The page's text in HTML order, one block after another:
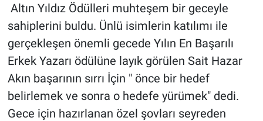
Altın Yıldız Ödülleri muhteşem bir geceyle
sahiplerini buldu. Ünlü isimlerin katılımı ile
gerçekleşen önemli gecede Yılın En Başarılı
Erkek Yazarı ödülüne layık görülen Sait Hazar
Akın başarının sırrı İçin " önce bir hedef
belirlemek ve sonra o hedefe yürümek" dedi.
Gece için hazırlanan özel şovları seyreden